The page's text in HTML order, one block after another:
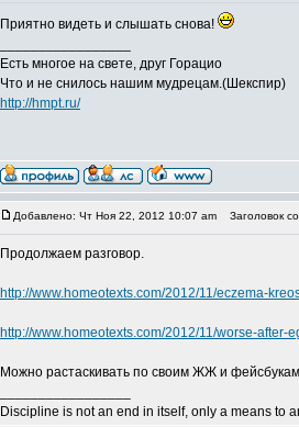
Приятно видеть и слышать снова!
Есть многое на свете, друг Горацио
Что и не снилось нашим мудрецам.(Шекспир)
http://hmpt.ru/
Добавлено: Чт Ноя 22, 2012 10:07 am Заголовок
Продолжаем разговор.
http://www.homeotexts.com/2012/11/eczema-
http://www.homeotexts.com/2012/11/worse-after-
Можно растаскивать по своим ЖЖ и
Discipline is not an end in itself, only a means to